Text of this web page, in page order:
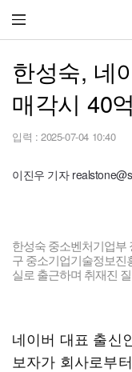
한성숙, 네
매각시 40
입력 : 2025-07-04 10:40
이진우 기자
한성숙 중소벤처기업부
구 중소기업기술정보진
실로 출근하며 취재진
네이버 대표 출신
보자가 회사로부